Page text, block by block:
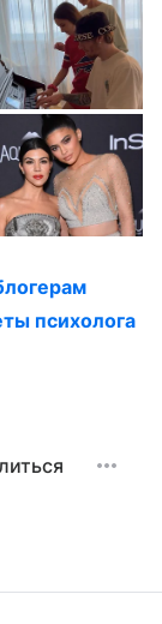
психолога